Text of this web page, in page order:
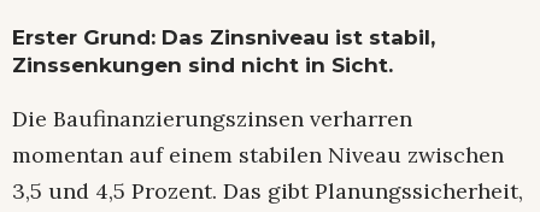
Erster Grund: Das Zinsniveau ist stabil,
Zinssenkungen sind nicht in Sicht.
Die Baufinanzierungszinsen verharren
momentan auf einem stabilen Niveau zwischen
3,5 und 4,5 Prozent. Das gibt Planungssicherheit,